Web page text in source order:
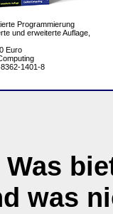
Programmierung
und erweiterte Auflage,
Euro
1401-8
Was
was